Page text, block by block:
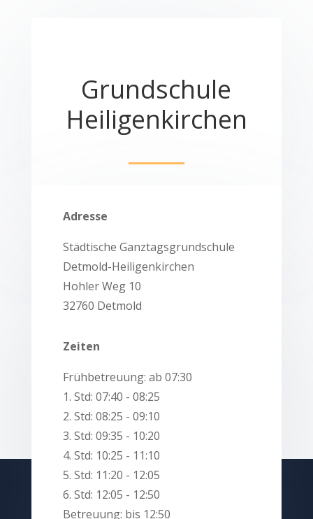
Grundschule
Heiligenkirchen
Adresse
Städtische Ganztagsgrundschule
Detmold-Heiligenkirchen
Hohler Weg 10
32760 Detmold
Zeiten
Frühbetreuung: ab 07:30
1. Std: 07:40 - 08:25
2. Std: 08:25 - 09:10
3. Std: 09:35 - 10:20
4. Std: 10:25 - 11:10
5. Std: 11:20 - 12:05
6. Std: 12:05 - 12:50
Betreuung: bis 12:50